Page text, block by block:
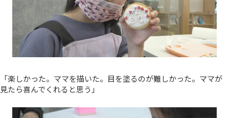
「楽しかった。ママを描いた。目を塗るのが難しかった。ママが
見たら喜んでくれると思う」